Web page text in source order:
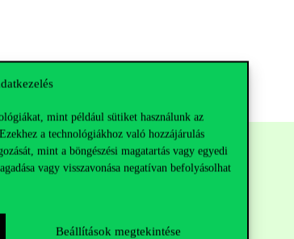
mint például sütiket használunk az
a technológiákhoz való hozzájárulás
mint a böngészési magatartás vagy egyedi
vagy visszavonása negatívan befolyásolhat
Beállítások megtekintése